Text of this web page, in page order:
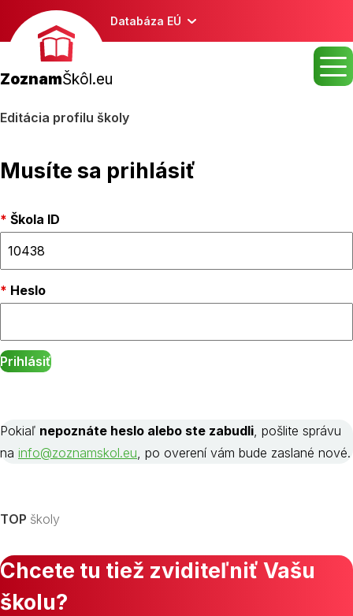
Databáza EÚ
ZoznamŠkôl.eu
Editácia profilu školy
Musíte sa prihlásiť
Škola ID
Heslo
Pokiaľ nepoznáte heslo alebo ste zabudli, pošlite správu
na info@zoznamskol.eu, po overení vám bude zaslané nové.
TOP školy
Chcete tu tiež zviditeľniť Vašu
školu?